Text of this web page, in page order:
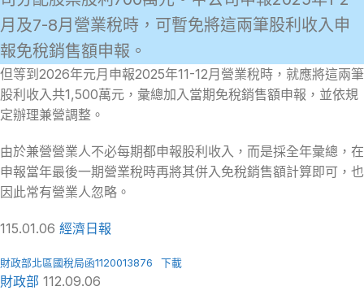
月及7-8月營業稅時，可暫免將這兩筆股利收入申
報免稅銷售額申報。
但等到2026年元月申報2025年11-12月營業稅時，就應將這兩筆
股利收入共1,500萬元，彙總加入當期免稅銷售額申報，並依規
定辦理兼營調整。
由於兼營營業人不必每期都申報股利收入，而是採全年彙總，在
申報當年最後一期營業稅時再將其併入免稅銷售額計算即可，也
因此常有營業人忽略。
115.01.06 經濟日報
財政部北區國稅局函1120013876 下載
財政部 112.09.06